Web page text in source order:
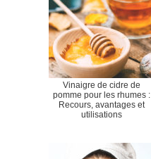
Vinaigre de cidre de
pomme pour les rhumes :
Recours, avantages et
utilisations